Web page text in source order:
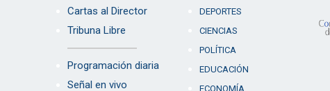
Cartas al Director
Tribuna Libre
Programación diaria
Señal en vivo
DEPORTES
CIENCIAS
POLÍTICA
EDUCACIÓN
ECONOMÍA